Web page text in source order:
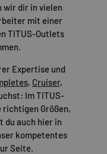
wir dir in vielen
mit einer
TITUS-Outlets
Expertise und
, Cruiser,
Im TITUS-
Größen,
du auch hier in
kompetentes
Seite.